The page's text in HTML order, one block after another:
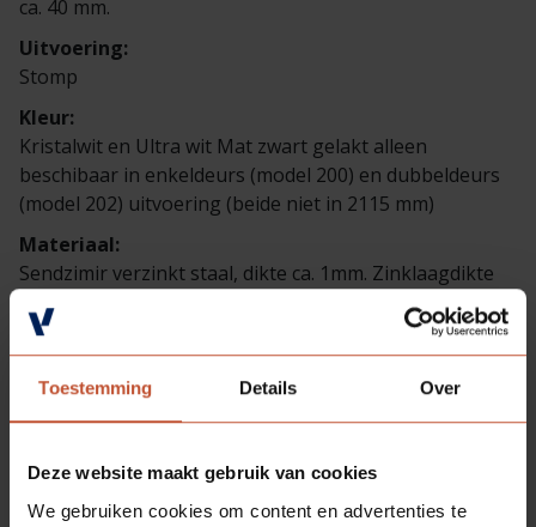
Toestemming Details Over
Deze website maakt gebruik van cookies
We gebruiken cookies om content en advertenties te
ca. 40 mm.
Uitvoering:
Stomp
Kleur:
Kristalwit en Ultra wit Mat zwart gelakt alleen
beschibaar in enkeldeurs (model 200) en dubbeldeurs
(model 202) uitvoering (beide niet in 2115 mm)
Materiaal:
Sendzimir verzinkt staal, dikte ca. 1mm. Zinklaagdikte
ca. 18 - 20 µm. Polyester laklaag dikte ca. 35 µm